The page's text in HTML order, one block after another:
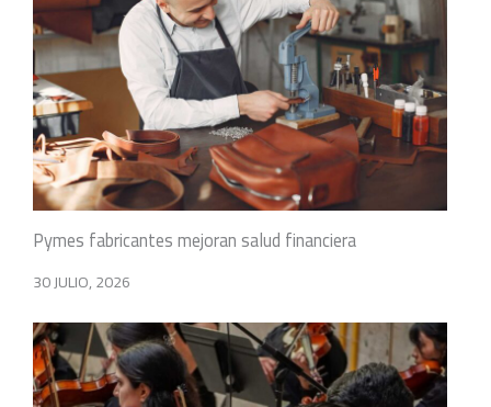
Pymes fabricantes mejoran salud financiera
30 JULIO, 2026